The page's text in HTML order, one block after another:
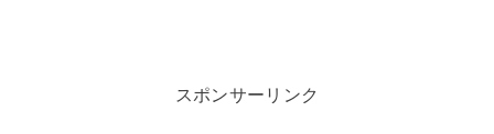
スポンサーリンク